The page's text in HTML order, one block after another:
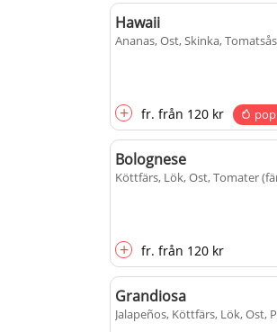
Hawaii
Ananas, Ost, Skinka, Tomatsås
+ fr. från 120 kr
Bolognese
Köttfärs, Lök, Ost, Tomater
+ fr. från 120 kr
Grandiosa
Jalapeños, Köttfärs, Lök, Ost,